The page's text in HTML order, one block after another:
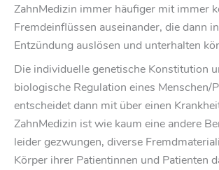
ZahnMedizin immer häufiger mit immer
Fremdeinflüssen auseinander, die dann
Entzündung auslösen und unterhalten
Die individuelle genetische Konstitution
biologische Regulation eines Menschen/
entscheidet dann mit über einen
ZahnMedizin ist wie kaum eine andere
leider gezwungen, diverse
Körper ihrer Patientinnen und Patienten